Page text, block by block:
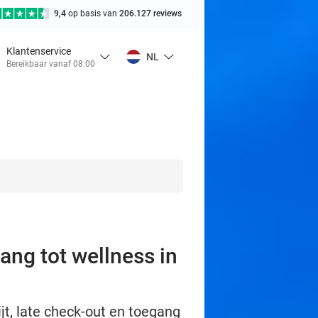
9,4 op basis van 206.127 reviews
Klantenservice
Bereikbaar vanaf 08:00
NL
tot wellness in
late check-out en toegang